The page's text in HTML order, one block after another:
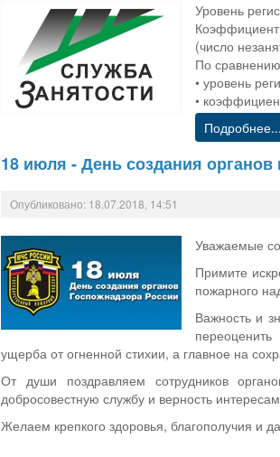
Уровень
Коэффициент
(число
По
• уровень
•
Подробнее...
18 июля - День создания органов
Опубликовано: 18.07.2018, 14:51
Уважаемые
Примите
пожарного
Важность и
ущерба от огненной стихии, а главное на
От души поздравляем сотрудников
добросовестную службу и верность
Желаем крепкого здоровья, благополучия и